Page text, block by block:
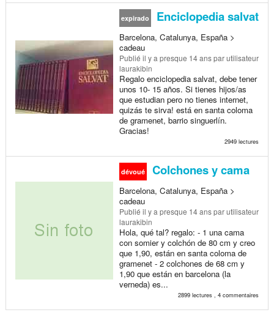
expirado Enciclopedia salvat
Barcelona, Catalunya, España >
cadeau
Publié il y a presque 14 anspar utilisateur
laurakibin
Regalo enciclopedia salvat, debe tener
unos 10- 15 años. Si tienes hijos/as
que estudian pero no tienes internet,
quizás te sirva! está en santa coloma
de gramenet, barrio singuerlín.
Gracias!
2949 lectures
dévoué Colchones y cama
Barcelona, Catalunya, España >
cadeau
Publié il y a presque 14 anspar utilisateur
laurakibin
Hola, qué tal? regalo: - 1 una cama
con somier y colchón de 80 cm y creo
que 1,90, están en santa coloma de
gramenet - 2 colchones de 68 cm y
1,90 que están en barcelona (la
verneda) es...
2899 lectures , 4 commentaires